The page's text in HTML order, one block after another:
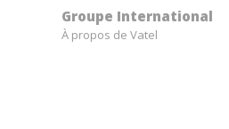
Groupe International
À propos de Vatel